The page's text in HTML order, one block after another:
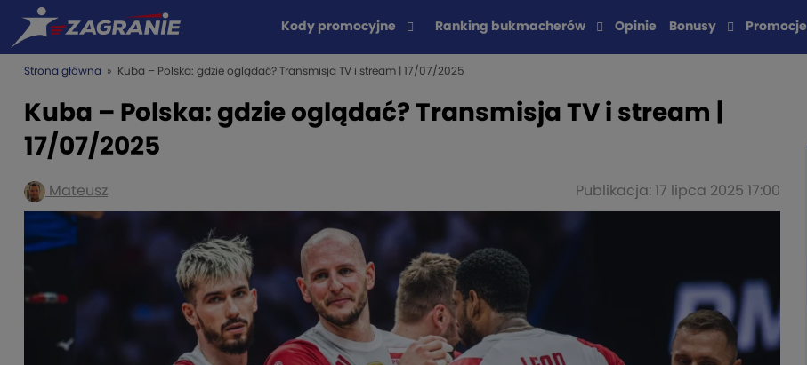
Kody promocyjne Ranking bukmacherów Opinie Bonusy Promocje
Strona główna » Kuba – Polska: gdzie oglądać? Transmisja TV i stream | 17/07/2025
Kuba – Polska: gdzie oglądać? Transmisja TV i stream |
17/07/2025
Mateusz Publikacja: 17 lipca 2025 17:00